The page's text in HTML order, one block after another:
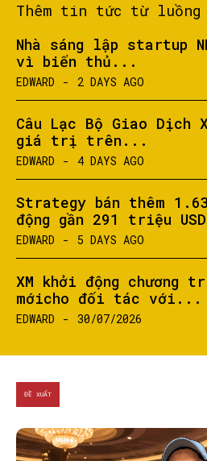
Thêm tin tức từ luồng
Nhà sáng lập startup
vì biển thủ...
EDWARD - 2 DAYS AGO
Câu Lạc Bộ Giao Dịch
giá trị trên...
EDWARD - 4 DAYS AGO
Strategy bán thêm
động gần 291 triệu
EDWARD - 5 DAYS AGO
XM khởi động chương
mớicho đối tác với...
EDWARD - 30/07/2026
ĐỀ XUẤT